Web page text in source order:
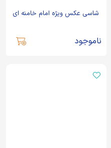
شاسی عکس ویژه امام خامنه ای
ناموجود